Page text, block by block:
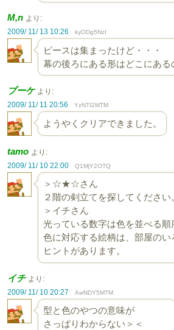
M,n より:
2009/ 11/ 13 10:26
kyODg5NzI
ピースは集まったけど・・・
幕の後ろにある形はどこにある
ブーケ より:
2009/ 11/ 11 20:56
YzNTI2MTM
ようやくクリアできました。
tamo より:
2009/ 11/ 10 22:00
Q1MjY2OTQ
＞☆★☆さん
２階の剣立てを探してください。
＞イチさん
光っている数字は色を並べる順
色に対応する絵柄は、部屋のい
ヒントがあります。
イチ より:
2009/ 11/ 10 20:27
AwNDY5MTM
型と色のやつの意味が
さっぱりわからない＞＜